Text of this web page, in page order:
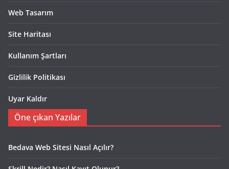
Web Tasarım
Site Haritası
Kullanım Şartları
Gizlilik Politikası
Uyar Kaldır
Öne çıkan Yazılar
Bedava Web Sitesi Nasıl Açılır?